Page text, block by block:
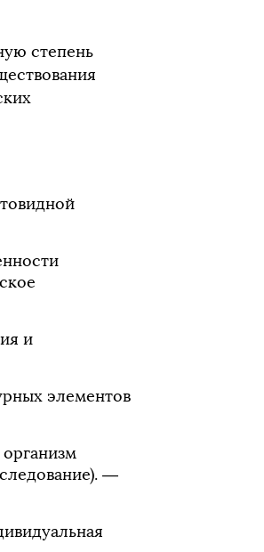
степень
и
элементов
—